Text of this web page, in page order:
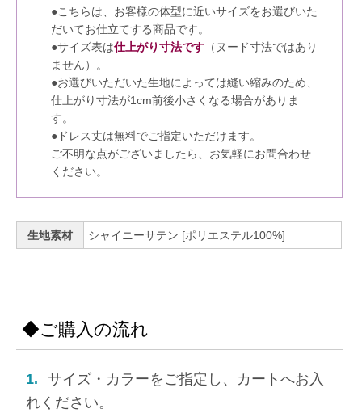
●こちらは、お客様の体型に近いサイズをお選びいた
だいてお仕立てする商品です。
●サイズ表は仕上がり寸法です （ヌード寸法ではあり
ません）。
●お選びいただいた生地によっては縫い縮みのため、
仕上がり寸法が1cm前後小さくなる場合がありま
す。
●ドレス丈は無料でご指定いただけます。
ご不明な点がございましたら、お気軽にお問合わせ
ください。
生地素材 シャイニーサテン [ポリエステル100%]
◆ご購入の流れ
1.
サイズ・カラーをご指定し、カートへお入
れください。